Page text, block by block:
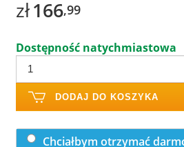
zł166,99
Dostępność natychmiastowa
DODAJ DO KOSZYKA
Chciałbym otrzymać